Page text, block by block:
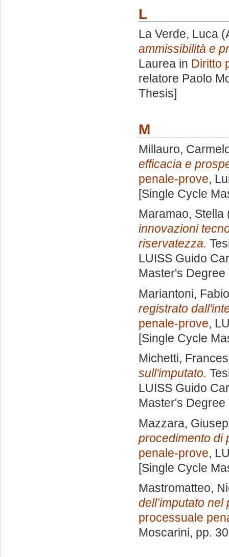
L
La Verde, Luca
ammissibilità e
Laurea in Diritto
relatore Paolo
Thesis]
M
Millauro,
efficacia e
penale-prove,
[Single Cycle
Maramao, Stella
innovazioni
riservatezza.
LUISS Guido
Master's Degree
Mariantoni, Fabio
registrato
penale-prove,
[Single Cycle
Michetti,
sull'imputato.
LUISS Guido
Master's Degree
Mazzara,
procedimento di
penale-prove,
[Single Cycle
Mastromatteo,
dell’imputato
processuale
Moscarini, pp.